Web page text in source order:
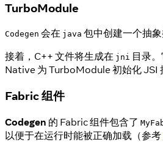
TurboModule
Codegen 会在 java 包中创建一个抽
接着，C++ 文件将生成在 jni 目录
Native 为 TurboModule 初始化 JSI
Fabric 组件
Codegen 的 Fabric 组件包含了
以便于在运行时能被正确加载（参考